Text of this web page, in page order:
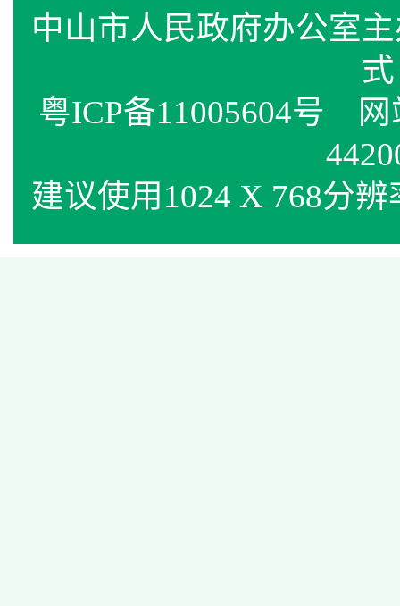
中山市人民政府办公
式
粤ICP备11005604号 网
建议使用1024 X 768分